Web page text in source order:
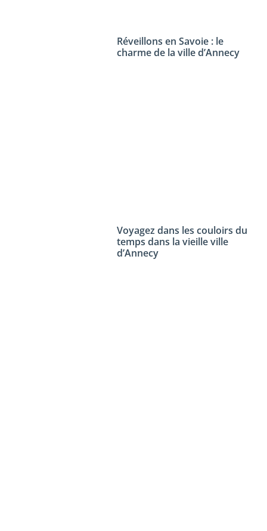
Réveillons en Savoie : le
charme de la ville d’Annecy
Voyagez dans les couloirs du
temps dans la vieille ville
d’Annecy